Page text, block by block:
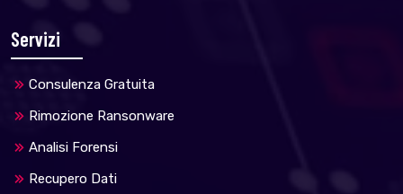
Servizi
Consulenza Gratuita
Rimozione Ransonware
Analisi Forensi
Recupero Dati